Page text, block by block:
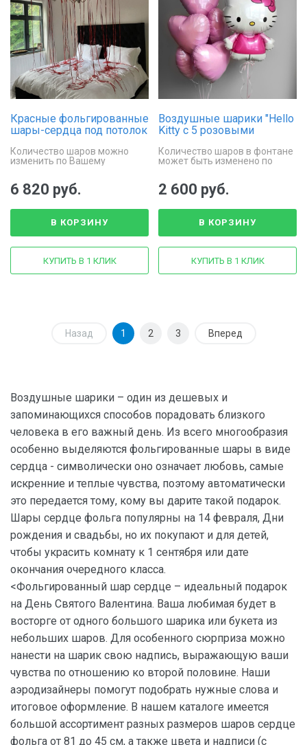
Красные фольгированные
шары-сердца под потолок
Количество шаров можно
изменить по Вашему
6 820 руб.
В КОРЗИНУ
КУПИТЬ В 1 КЛИК
Воздушные шарики "Hello
Kitty с 5 розовыми
Количество шаров в фонтане
может быть изменено по
2 600 руб.
В КОРЗИНУ
КУПИТЬ В 1 КЛИК
Назад 1 2 3 Вперед
Воздушные шарики – один из дешевых и
запоминающихся способов порадовать близкого
человека в его важный день. Из всего многообразия
особенно выделяются фольгированные шары в виде
сердца - символически оно означает любовь, самые
искренние и теплые чувства, поэтому автоматически
это передается тому, кому вы дарите такой подарок.
Шары сердце фольга популярны на 14 февраля, Дни
рождения и свадьбы, но их покупают и для детей,
чтобы украсить комнату к 1 сентября или дате
окончания очередного класса.
<Фольгированный шар сердце – идеальный подарок
на День Святого Валентина. Ваша любимая будет в
восторге от одного большого шарика или букета из
небольших шаров. Для особенного сюрприза можно
нанести на шарик свою надпись, выражающую ваши
чувства по отношению ко второй половине. Наши
аэродизайнеры помогут подобрать нужные слова и
итоговое оформление. В нашем каталоге имеется
большой ассортимент разных размеров шаров сердце
фольга от 81 до 45 см, а также цвета и надписи (с